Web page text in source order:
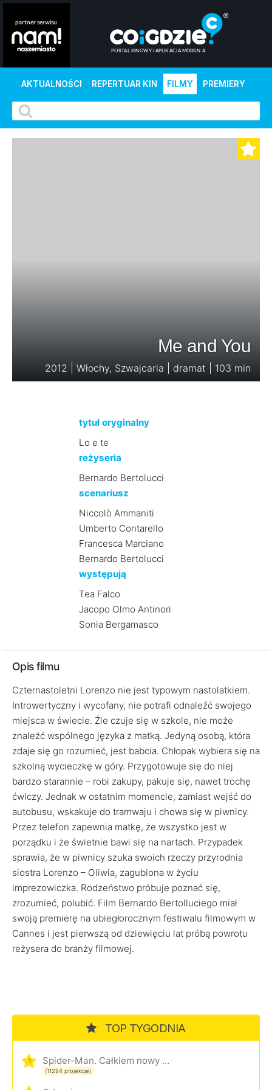
AKTUALNOŚCI REPERTUAR KIN FILMY PREMIERY
Me and You
2012 | Włochy, Szwajcaria | dramat | 103 min
tytuł oryginalny
Lo e te
reżyseria
Bernardo Bertolucci
scenariusz
Niccolò Ammaniti
Umberto Contarello
Francesca Marciano
Bernardo Bertolucci
występują
Tea Falco
Jacopo Olmo Antinori
Sonia Bergamasco
Opis filmu
Czternastoletni Lorenzo nie jest typowym nastolatkiem.
Introwertyczny i wycofany, nie potrafi odnaleźć swojego
miejsca w świecie. Źle czuje się w szkole, nie może
znaleźć wspólnego języka z matką. Jedyną osobą, która
zdaje się go rozumieć, jest babcia. Chłopak wybiera się na
szkolną wycieczkę w góry. Przygotowuje się do niej
bardzo starannie – robi zakupy, pakuje się, nawet trochę
ćwiczy. Jednak w ostatnim momencie, zamiast wejść do
autobusu, wskakuje do tramwaju i chowa się w piwnicy.
Przez telefon zapewnia matkę, że wszystko jest w
porządku i że świetnie bawi się na nartach. Przypadek
sprawia, że w piwnicy szuka swoich rzeczy przyrodnia
siostra Lorenzo – Oliwia, zagubiona w życiu
imprezowiczka. Rodzeństwo próbuje poznać się,
zrozumieć, polubić. Film Bernardo Bertolluciego miał
swoją premierę na ubiegłorocznym festiwalu filmowym w
Cannes i jest pierwszą od dziewięciu lat próbą powrotu
reżysera do branży filmowej.
TOP TYGODNIA
1 Spider-Man. Całkiem nowy dzień
(11294 projekcje)